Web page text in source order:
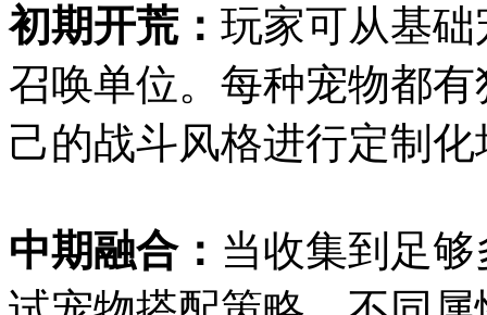
初期开荒： 玩家可从基
召唤单位。每种宠物都
己的战斗风格进行定制化
中期融合： 当收集到足